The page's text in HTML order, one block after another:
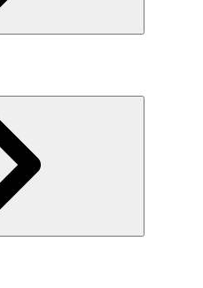
の取り組み（日本）
取り組み（米国/英語）
ストリー
用情報